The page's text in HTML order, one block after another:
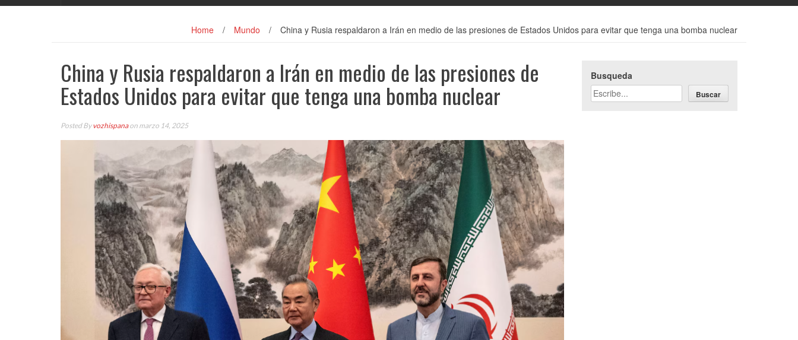
Home / Mundo / China y Rusia respaldaron a Irán en medio de las presiones de Estados Unidos para evitar que tenga una bomba nuclear
China y Rusia respaldaron a Irán en medio de las presiones de
Estados Unidos para evitar que tenga una bomba nuclear
Posted Byvozhispanaon marzo 14, 2025
Busqueda
Buscar